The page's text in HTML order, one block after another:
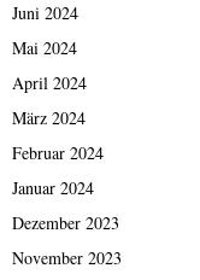
Juni 2024
Mai 2024
April 2024
März 2024
Februar 2024
Januar 2024
Dezember 2023
November 2023